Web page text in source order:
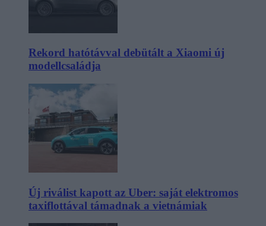
Rekord hatótávval debütált a Xiaomi új
modellcsaládja
Új riválist kapott az Uber: saját elektromos
taxiflottával támadnak a vietnámiak